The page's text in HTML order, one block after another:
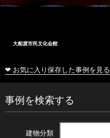
大船渡市民文化会館
❤ お気に入り保存した事例を見る
事例を検索する
建物分類